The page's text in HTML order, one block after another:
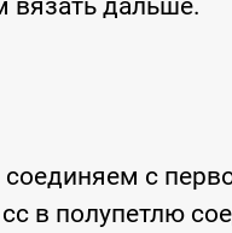
с
в полупетлю